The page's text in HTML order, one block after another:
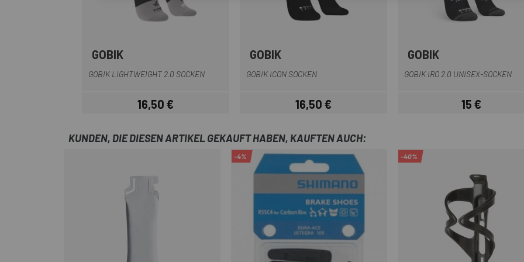
GOBIK
GOBIK LIGHTWEIGHT 2.0 SOCKEN
Preis
16,50 €
GOBIK
GOBIK ICON SOCKEN
Preis
16,50 €
Dunkelblau
GOBIK
GOBIK IRO 2.0 UNISEX-SOCKEN
Preis
15 €
KUNDEN, DIE DIESEN ARTIKEL GEKAUFT HABEN, KAUFTEN AUCH:
-4% -40%